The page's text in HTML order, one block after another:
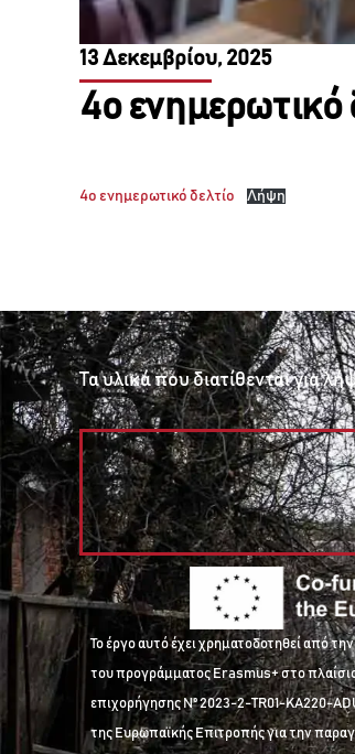
13 Δεκεμβρίου, 2025
4ο ενημερωτικό
4ο ενημερωτικό δελτίο Λήψη
Τα υλικά που διατίθενται για
Το έργο αυτό έχει χρηματοδοτηθεί από
του προγράμματος Erasmus+ στο
επιχορήγησης Nº 2023-2-TR01-KA220-
της Ευρωπαϊκής Επιτροπής για την